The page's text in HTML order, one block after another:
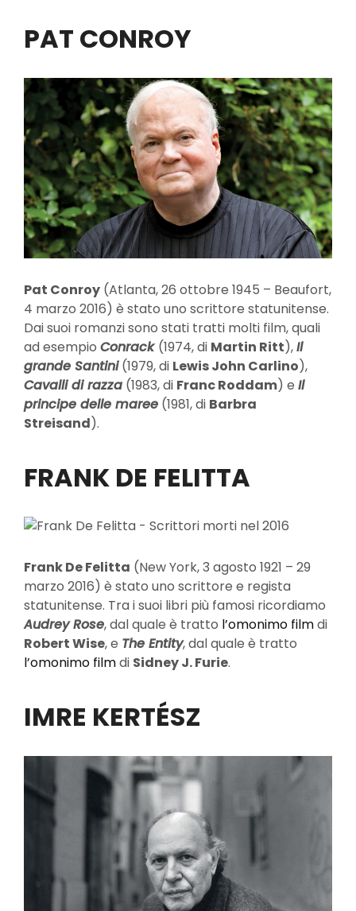
PAT CONROY
Pat Conroy (Atlanta, 26 ottobre 1945 – Beaufort,
4 marzo 2016) è stato uno scrittore statunitense.
Dai suoi romanzi sono stati tratti molti film, quali
ad esempio Conrack (1974, di Martin Ritt),Il
grande Santini(1979, di Lewis John Carlino),
Cavalli di razza (1983, di Franc Roddam) e Il
principe delle maree (1981, di Barbra
Streisand).
FRANK DE FELITTA
Frank De Felitta (New York, 3 agosto 1921 – 29
marzo 2016) è stato uno scrittore e regista
statunitense. Tra i suoi libri più famosi ricordiamo
Audrey Rose, dal quale è tratto l’omonimo filmdi
Robert Wise, e The Entity, dal quale è tratto
l’omonimo filmdi Sidney J. Furie.
IMRE KERTÉSZ